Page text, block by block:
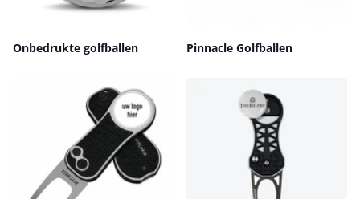
Onbedrukte golfballen Pinnacle Golfballen